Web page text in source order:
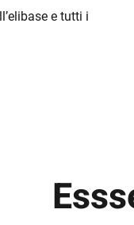
e tutti i